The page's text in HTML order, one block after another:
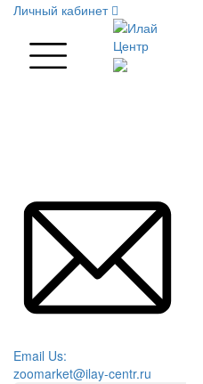
Личный кабинет
Email Us:
zoomarket@ilay-centr.ru